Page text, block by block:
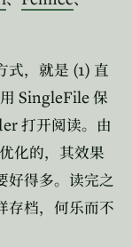
式，就是 (1) 直
用 SingleFile保
打开阅读。由
化的，其效果
好得多。读完之
存档，何乐而不